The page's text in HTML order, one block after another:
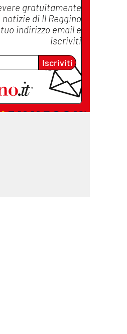
gratuitamente
di Il Reggino
indirizzo email e
iscriviti
Iscriviti
cosenzachannel.it
catanzarochannel.it